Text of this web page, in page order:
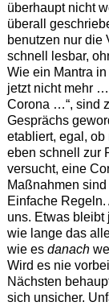
überhaupt nicht
überall
benutzen nur die
schnell lesbar,
Wie ein Mantra
jetzt nicht mehr
Corona …“, sind
Gesprächs
etabliert, egal, ob
eben schnell zur
versucht, eine
Maßnahmen
Einfache
uns. Etwas bleibt
wie lange das
wie es danach
Wird es nie
Nächsten
sich unsicher.